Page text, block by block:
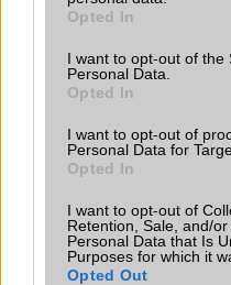
grant or deny consent to
use your data for below
consent section.
Opted In
I want to opt-out of the
Personal Data.
Opted In
I want to opt-out of
Personal Data for
Opted In
I want to opt-out of
Retention, Sale, and/
Personal Data that Is
Purposes for which it
Opted Out
Motorola
Samsung
Xiaomi